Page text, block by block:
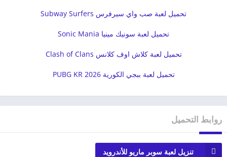
تحميل لعبة صب واي سيرفرس Subway Surfers
تحميل لعبة سونيك مينيا Sonic Mania
تحميل لعبة كلاش اوف كلانس Clash of Clans
تحميل لعبة ببجي الكورية PUBG KR 2026
روابط التحميل
تنزيل لعبة سوبر ماريو للأندرويد